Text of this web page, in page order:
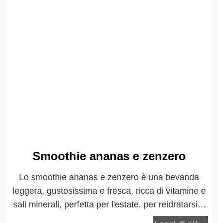
Smoothie ananas e zenzero
Lo smoothie ananas e zenzero è una bevanda
leggera, gustosissima e fresca, ricca di vitamine e
sali minerali, perfetta per l'estate, per reidratarsi e
trovare un sollievo fresco e nutriente in un drink